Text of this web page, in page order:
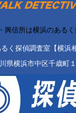
興信所は横浜のある
く探偵調査室【横浜
県横浜市中区千歳町